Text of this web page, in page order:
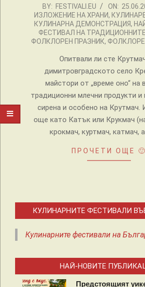
2025-
06-
BY: FESTIVALI.EU ON:
ИЗЛОЖЕНИЕ НА ХРАНИ,
КУЛИНАРНА ДЕМОНСТРАЦИЯ,
ФЕСТИВАЛ НА
ФОЛКЛОРЕН ПРАЗНИК,
Опитвали ли сте
димитровградското село
майстори от „време оно“ на
традиционни млечни продукти и
сирена и особено на Крутмач.
още като Катък или Крукмач
крокмач, куртмач, катмач,
ПРОЧЕТИ ОЩЕ 🙂
КУЛИНАРНИТЕ ФЕСТИВАЛИ ВЪВ
Кулинарните фестивали на
НАЙ-НОВИТЕ
Предстоящият